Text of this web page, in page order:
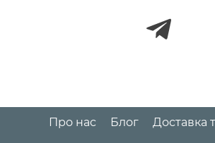
Про нас Блог Доставка